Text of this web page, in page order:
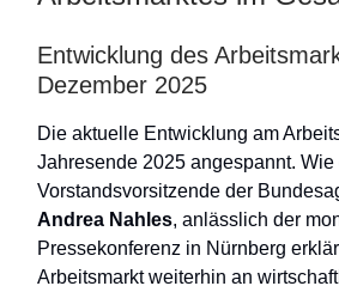
Entwicklung des
Dezember 2025
Die aktuelle Entwicklung am
Jahresende 2025 angespannt. Wie
Vorstandsvorsitzende der
Andrea Nahles, anlässlich der
Pressekonferenz in Nürnberg
Arbeitsmarkt weiterhin an